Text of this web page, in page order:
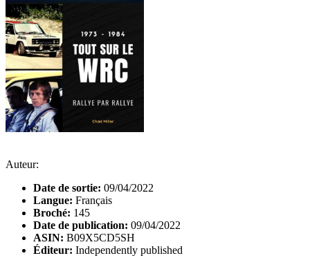
Auteur:
Date de sortie: 09/04/2022
Langue: Français
Broché: 145
Date de publication: 09/04/2022
ASIN: B09X5CD5SH
Éditeur: Independently published